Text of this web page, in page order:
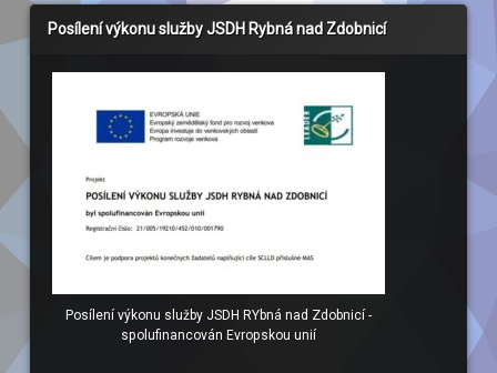
Posílení výkonu služby JSDH Rybná nad Zdobnicí
Posílení výkonu služby JSDH RYbná nad Zdobnicí -
spolufinancován Evropskou unií